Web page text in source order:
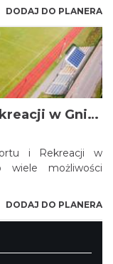
DODAJ DO PLANERA
Gminny Ośrodek Sportu i Rekreacji w Gniazdowie
i Rekreacji w
wiele możliwości
DODAJ DO PLANERA